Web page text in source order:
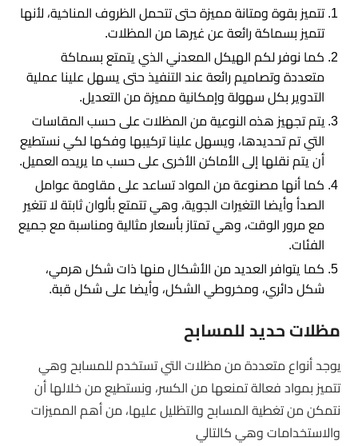
تتميز بقوة ومتانة مميزة حتى تتحمل الظروف المناخية، لأنها
تتميز بسماكة رائعة عن غيرها من المظلات.
كما نوفر لكم الهيكل المعدني الذي يتمتع بسماكة
متعددة وتصاميم رائعة عند التنفيذ حتى يسهل علينا عملية
التدوير بكل سهولة وإمكانية مميزة من التعديل.
يتم تجهيز هذه النوعية من المظلات على حسب المقاسات
التي تم تحديدها، ويسهل علينا تركيبها وفكها لكي نستطيع
أن يتم نقلها إلى الأماكن الأخرى على حسب ما يريده العميل.
كما أنها مصنوعة من المواد تساعد على مقاومة عوامل
الصدأ وأيضا التغيرات الجوية، وهي تتمتع بألوان ثابتة لا تتغير
مع مرور الوقت، وهي تمتاز بأسعار مثالية ومناسبة مع جميع
الفئات.
كما يتوافر العديد من الأشكال منها ذات شكل هرمي،
شكل دائري، ومخروطي الشكل، وأيضا على شكل قبة.
مظلات حديد للمسابح
يوجد أنواع متعددة من مظلات التي تستخدم للمسابح وهي
تتميز بمواد فعالة تمنعها من الكسر، ونستطيع من خلالها أن
نتمكن من تغطية المسابح والتظليل عليها، من أهم المميزات
والاستخدامات وهي كالتالي